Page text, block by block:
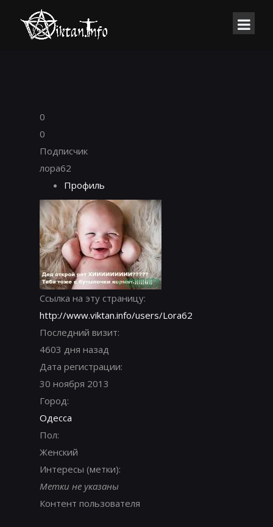
0
0
Подписчик
лора62
Профиль
Ссылка на эту страницу:
http://www.viktan.info/users/Lora62
Последний визит:
4603 дня назад
Дата регистрации:
30 ноября 2013
Город:
Одесса
Пол:
Женский
Интересы (метки):
Метки не указаны
Контент пользователя